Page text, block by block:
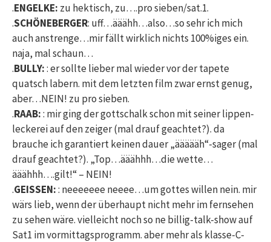
.ENGELKE: zu hektisch, zu….pro sieben/sat.1.
.SCHÖNEBERGER: uff…ääähh…also…so sehr ich mich
auch anstrenge…mir fällt wirklich nichts 100%iges ein.
naja, mal schaun…
.BULLY:: er sollte lieber mal wieder vor der tapete
quatsch labern. mit dem letzten film zwar ernst genug,
aber…NEIN! zu pro sieben.
.RAAB:: mir ging der gottschalk schon mit seiner lippen-
leckerei auf den zeiger (mal drauf geachtet?). da
brauche ich garantiert keinen dauer „äääääh“-sager (mal
drauf geachtet?). „Top…ääähhh…die wette…
ääähhh….gilt!“ – NEIN!
.GEISSEN:: neeeeeee neeee…um gottes willen nein. mir
wärs lieb, wenn der überhaupt nicht mehr im fernsehen
zu sehen wäre. vielleicht noch so ne billig-talk-show auf
Sat1 im vormittagsprogramm. aber mehr als klasse-C-